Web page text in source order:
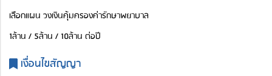
เลือกแผน วงเงินคุ้มครองค่ารักษาพยาบาล
1ล้าน / 5ล้าน / 10ล้าน ต่อปี
เงื่อนไขสัญญา